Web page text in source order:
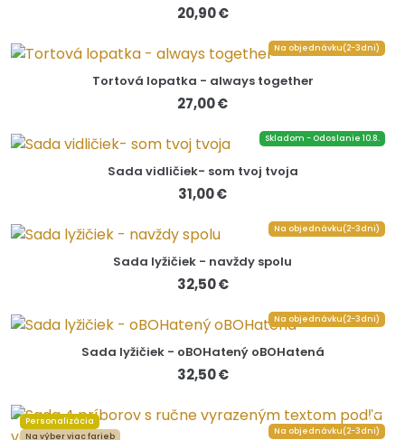
20,90 €
Na objednávku(2-3dni)
Tortová lopatka - always together
27,00 €
Skladom - Odoslanie 10.8.
Sada vidličiek- som tvoj tvoja
31,00 €
Na objednávku(2-3dni)
Sada lyžičiek - navždy spolu
32,50 €
Na objednávku(2-3dni)
Sada lyžičiek - oBOHatený oBOHatená
32,50 €
Personalizácia
Na výber viac farieb
Na objednávku(2-3dni)